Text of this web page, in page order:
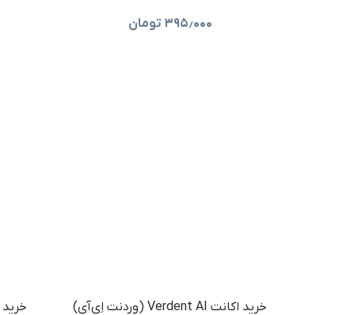
۳۹۵٫۰۰۰ تومان
خرید اکانت Verdent AI (وردنت اِی‌آی)